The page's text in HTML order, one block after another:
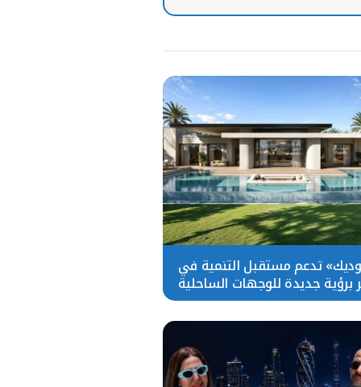
تدعم مستقبل التنمية في
برؤية جديدة للوجهات الساحلية